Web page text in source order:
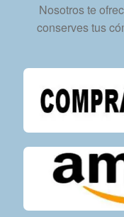
cantidadNosotros te
conserves tus